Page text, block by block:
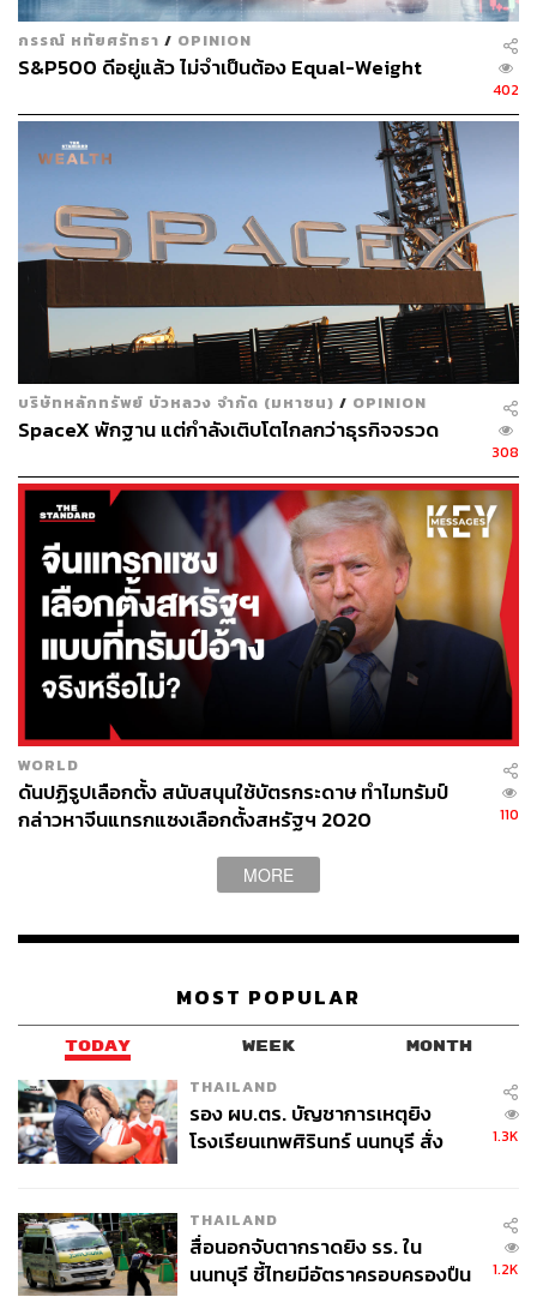
กรรณ์ หทัยศรัทธา / OPINION
S&P500 ดีอยู่แล้ว ไม่จำเป็นต้อง Equal-Weight
402
บริษัทหลักทรัพย์ บัวหลวง จำกัด (มหาชน) / OPINION
SpaceX พักฐาน แต่กำลังเติบโตไกลกว่าธุรกิจจรวด
308
WORLD
ดันปฏิรูปเลือกตั้ง สนับสนุนใช้บัตรกระดาษ ทำไมทรัมป์
กล่าวหาจีนแทรกแซงเลือกตั้งสหรัฐฯ 2020
110
MORE
MOST POPULAR
TODAY WEEK MONTH
THAILAND
รอง ผบ.ตร. บัญชาการเหตุยิง
โรงเรียนเทพศิรินทร์ นนทบุรี สั่ง
1.3K
THAILAND
สื่อนอกจับตากราดยิง รร. ใน
นนทบุรี ชี้ไทยมีอัตราครอบครองปืน
1.2K